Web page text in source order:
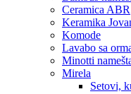
Ceramica ABR
Keramika
Komode
Lavabo sa
Minotti
Mirela
Setovi,